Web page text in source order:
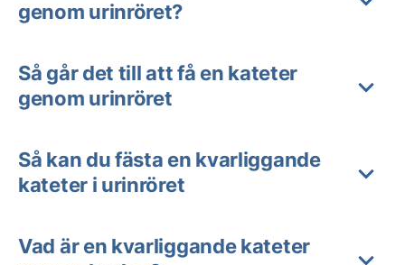
genom urinröret?
Så går det till att få en kateter
genom urinröret
Så kan du fästa en kvarliggande
kateter i urinröret
Vad är en kvarliggande kateter